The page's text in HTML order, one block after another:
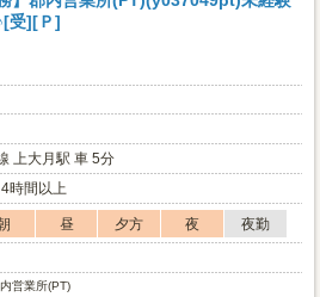
受][Ｐ]
上大月駅 車 5分
時間以上
昼 夕方 夜
夜勤
営業所(PT)